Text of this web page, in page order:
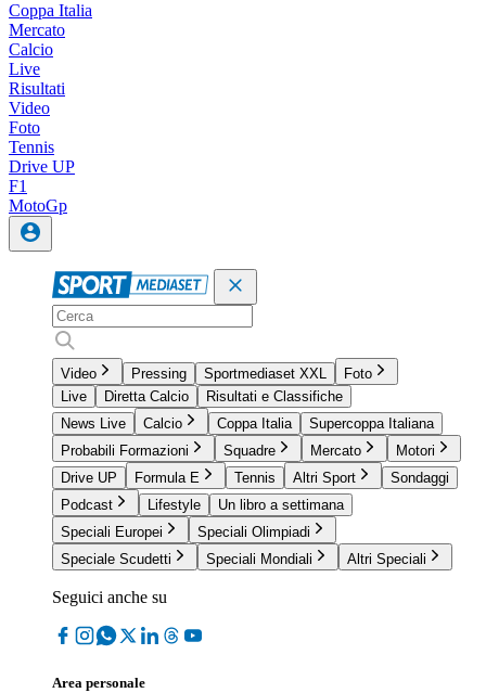
Coppa Italia
Mercato
Calcio
Live
Risultati
Video
Foto
Tennis
Drive UP
F1
MotoGp
Video Pressing Sportmediaset XXL
Foto
Live
Diretta Calcio
Risultati e Classifiche
News Live
Calcio Coppa Italia
Supercoppa Italiana
Probabili Formazioni
Squadre Mercato
Motori
Drive UP
Formula E Tennis Altri Sport
Sondaggi
Podcast
Lifestyle
Un libro a settimana
Speciali Europei
Speciali Olimpiadi
Speciale Scudetti
Speciali Mondiali Altri Speciali
Seguici anche su
Area personale